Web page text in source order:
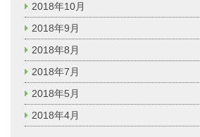
2018年10月
2018年9月
2018年8月
2018年7月
2018年5月
2018年4月